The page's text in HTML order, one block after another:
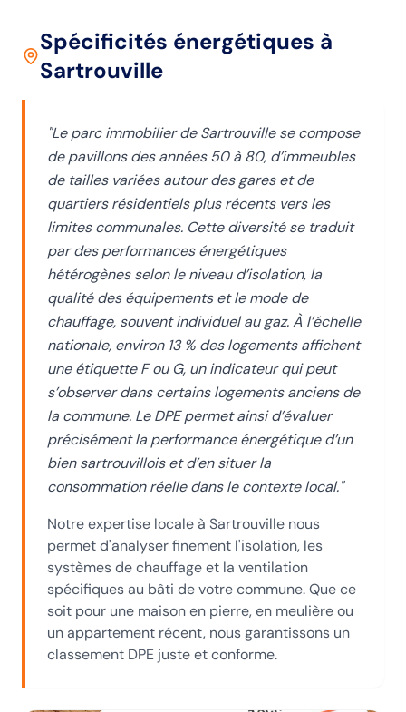
Spécificités énergétiques à
Sartrouville
"Le parc immobilier de Sartrouville se compose
de pavillons des années 50 à 80, d’immeubles
de tailles variées autour des gares et de
quartiers résidentiels plus récents vers les
limites communales. Cette diversité se traduit
par des performances énergétiques
hétérogènes selon le niveau d’isolation, la
qualité des équipements et le mode de
chauffage, souvent individuel au gaz. À l’échelle
nationale, environ 13 % des logements affichent
une étiquette F ou G, un indicateur qui peut
s’observer dans certains logements anciens de
la commune. Le DPE permet ainsi d’évaluer
précisément la performance énergétique d’un
bien sartrouvillois et d’en situer la
consommation réelle dans le contexte local."
Notre expertise localeà Sartrouville nous
permet d'analyser finement l'isolation, les
systèmes de chauffage et la ventilation
spécifiques au bâti de votre commune. Que ce
soit pour une maison en pierre, en meulière ou
un appartement récent, nous garantissons un
classement DPE juste et conforme.